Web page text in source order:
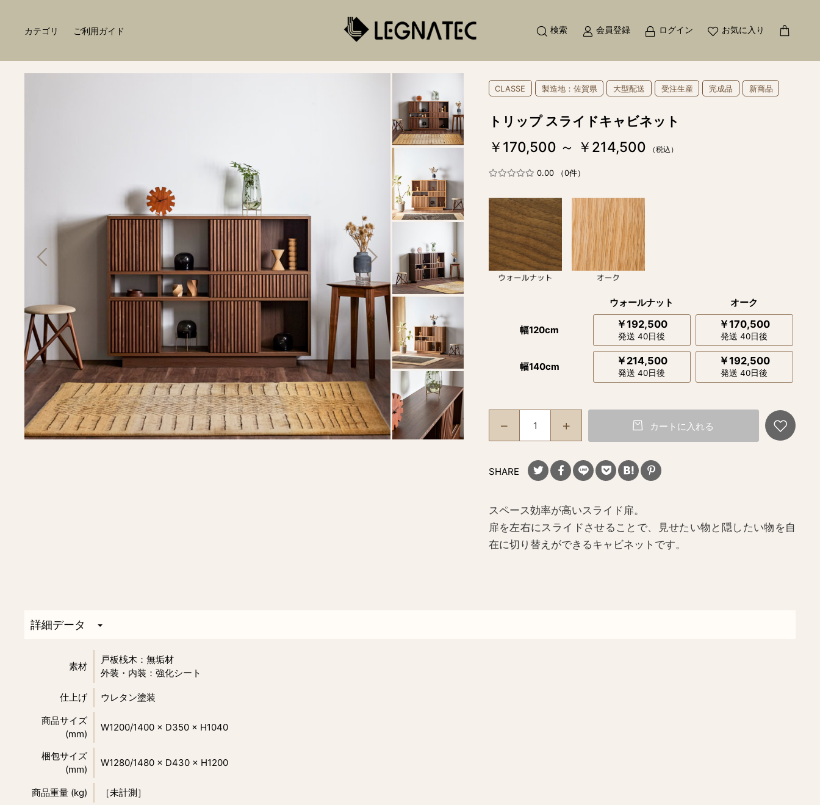
カテゴリ ご利用ガイド 検索 会員登録 ログイン お気に入り
CLASSE 製造地：佐賀県 大型配送 受注生産 完成品 新商品
トリップ スライドキャビネット
￥170,500 ～ ￥214,500 （税込）
0.00 （0件）
ウォールナット オーク
幅120cm ￥192,500
発送 40日後
￥170,500
発送 40日後
幅140cm ￥214,500
発送 40日後
￥192,500
発送 40日後
カートに入れる
SHARE
スペース効率が高いスライド扉。
扉を左右にスライドさせることで、見せたい物と隠したい物を自
在に切り替えができるキャビネットです。
詳細データ
素材
戸板桟木：無垢材
外装・内装：強化シート
仕上げ
ウレタン塗装
商品サイズ
(mm)
W1200/1400 × D350 × H1040
梱包サイズ
(mm)
W1280/1480 × D430 × H1200
商品重量 (kg)
［未計測］